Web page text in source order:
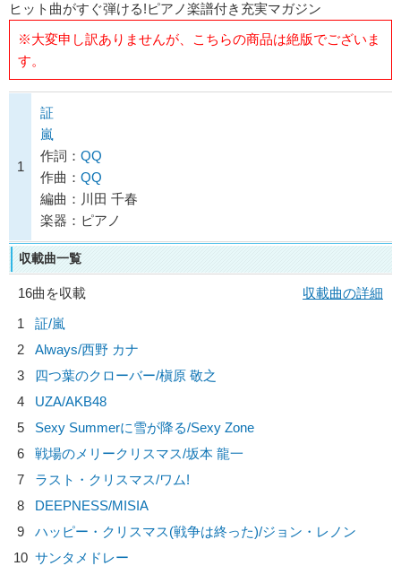
ヒット曲がすぐ弾ける!ピアノ楽譜付き充実マガジン
※大変申し訳ありませんが、こちらの商品は絶版でございま
す。
1
証
嵐
作詞： QQ
作曲： QQ
編曲：川田 千春
楽器：ピアノ
収載曲一覧
16曲を収載
収載曲の詳細
1
証/嵐
2
Always/西野 カナ
3
四つ葉のクローバー/槇原 敬之
4
UZA/AKB48
5
Sexy Summerに雪が降る/Sexy Zone
6
戦場のメリークリスマス/坂本 龍一
7
ラスト・クリスマス/ワム!
8
DEEPNESS/MISIA
9
ハッピー・クリスマス(戦争は終った)/ジョン・レノン
10 サンタメドレー